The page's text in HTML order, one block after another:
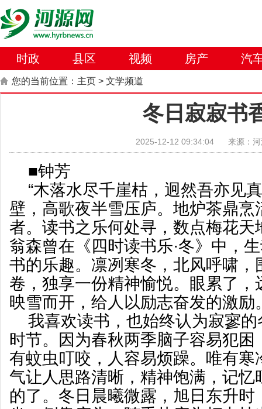
时政 县区 视频 房产 汽
您的当前位置： 主页 > 文学频道
冬日寂寂书
2025-12-12 09:34:04 来源：
■钟芳
“木落水尽千崖枯，迥然吾亦见
壁，高歌夜半雪压庐。地炉茶鼎
者。读书之乐何处寻，数点梅花天
翁森曾在《四时读书乐·冬》中，
书的乐趣。凛冽寒冬，北风呼啸，
卷，独享一份精神愉悦。眼累了
映雪而开，给人以励志奋发的激励
我喜欢读书，也始终认为寂寥
时节。因为春秋两季脑子容易犯
有蚊虫叮咬，人容易烦躁。唯有寒
气让人思路清晰，精神饱满，记忆
的了。冬日晨曦微露，旭日东升